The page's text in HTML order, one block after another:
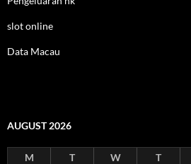
slot online
Data Macau
AUGUST 2026
M T W T